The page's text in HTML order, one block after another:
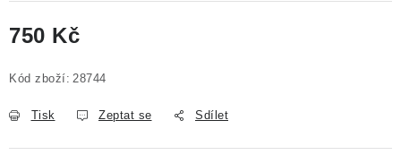
750 Kč
Kód zboží: 28744
Tisk Zeptat se Sdílet